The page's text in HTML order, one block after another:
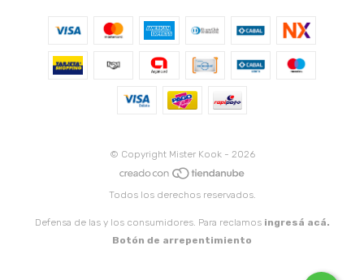
© Copyright Mister Kook - 2026
Todos los derechos reservados.
Defensa de las y los consumidores. Para reclamos ingresá acá.
Botón de arrepentimiento